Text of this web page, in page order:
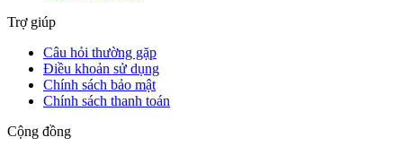
Trợ giúp
Câu hỏi thường gặp
Điều khoản sử dụng
Chính sách bảo mật
Chính sách thanh toán
Cộng đồng